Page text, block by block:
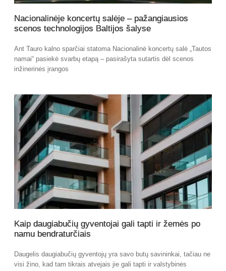
Nacionalinėje koncertų salėje – pažangiausios
scenos technologijos Baltijos šalyse
Ant Tauro kalno sparčiai statoma Nacionalinė koncertų salė „Tautos
namai“ pasiekė svarbų etapą – pasirašyta sutartis dėl scenos
inžinerinės įrangos
Kaip daugiabučių gyventojai gali tapti ir žemės po
namu bendraturčiais
Daugelis daugiabučių gyventojų yra savo butų savininkai, tačiau ne
visi žino, kad tam tikrais atvejais jie gali tapti ir valstybinės